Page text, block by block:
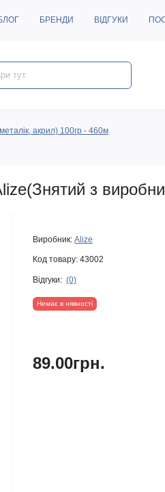
БРЕНДИ ВІДГУКИ
акрил) 100гр - 460м
з
Виробник: Alize
Код товару: 43002
Відгуки: (0)
Немає в нявності
89.00грн.